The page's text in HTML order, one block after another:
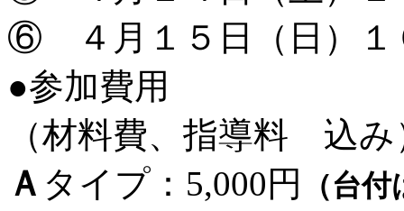
⑥ ４月１５日（日）１
●参加費用
（材料費、指導料 込み
Ａ タイプ：5,000円 （台